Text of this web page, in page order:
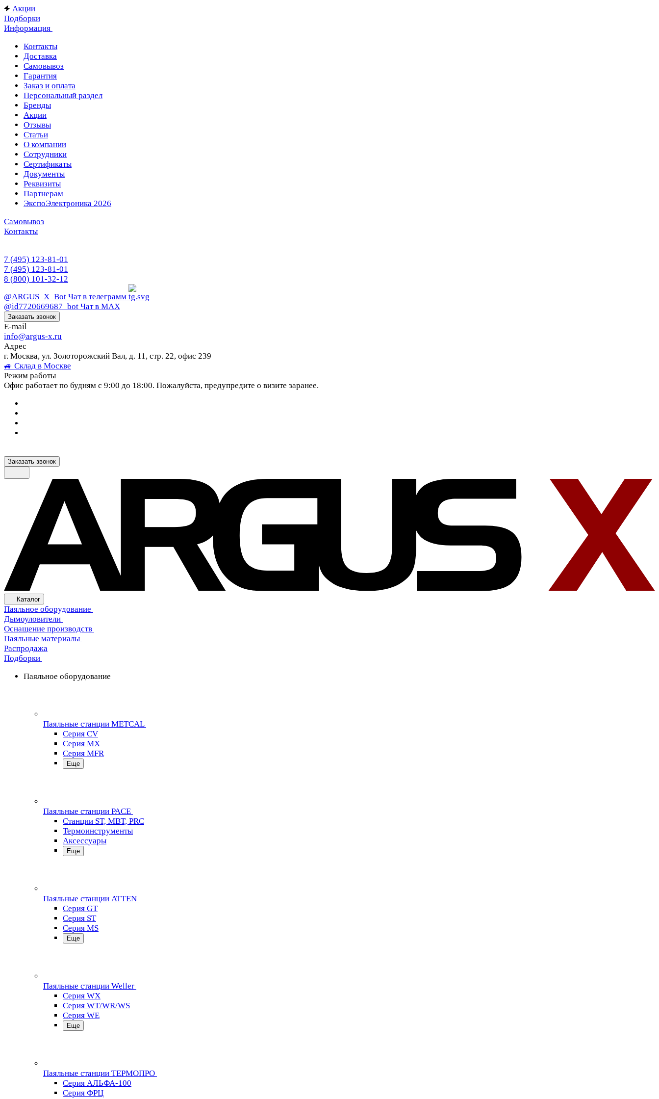
Акции
Подборки
Информация
Контакты
Доставка
Самовывоз
Гарантия
Заказ и оплата
Персональный раздел
Бренды
Акции
Отзывы
Статьи
О компании
Сотрудники
Сертификаты
Документы
Реквизиты
Партнерам
ЭкспоЭлектроника 2026
Самовывоз
Контакты
7 (495) 123-81-01
7 (495) 123-81-01
8 (800) 101-32-12
@ARGUS_X_Bot Чат в телеграмм
@id7720669687_bot Чат в МАХ
Заказать звонок
E-mail
info@argus-x.ru
Адрес
г. Москва, ул. Золоторожский Вал, д. 11, стр. 22, офис 239
🚙 Склад в Москве
Режим работы
Офис работает по будням с 9:00 до 18:00. Пожалуйста, предупредите о визите заранее.
Заказать звонок
Каталог
Паяльное оборудование
Дымоуловители
Оснащение производств
Паяльные материалы
Распродажа
Подборки
Паяльное оборудование
Паяльные станции METCAL
Серия CV
Серия MX
Серия MFR
Еще
Паяльные станции PACE
Станции ST, MBT, PRC
Термоинструменты
Аксессуары
Еще
Паяльные станции ATTEN
Серия GT
Серия ST
Серия MS
Еще
Паяльные станции Weller
Серия WX
Серия WT/WR/WS
Серия WE
Еще
Паяльные станции ТЕРМОПРО
Серия АЛЬФА-100
Серия ФРЦ